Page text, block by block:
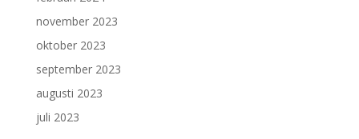
november 2023
oktober 2023
september 2023
augusti 2023
juli 2023